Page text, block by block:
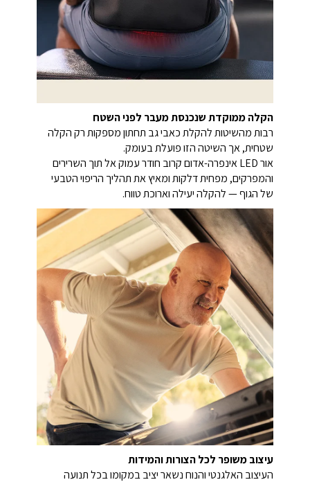
הקלה ממוקדת שנכנסת מעבר לפני השטח
רבות מהשיטות להקלת כאבי גב תחתון מספקות רק הקלה
שטחית, אך השיטה הזו פועלת בעומק.
אור LED אינפרה-אדום קרוב חודר עמוק אל תוך השרירים
והמפרקים, מפחית דלקות ומאיץ את תהליך הריפוי הטבעי
של הגוף — להקלה יעילה וארוכת טווח.
עיצוב משופר לכל הצורות והמידות
העיצוב האלגנטי והנוח נשאר יציב במקומו בכל תנועה